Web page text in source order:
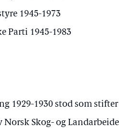
1945-1973
Parti 1945-1983
1929-1930 stod som
Skog- og